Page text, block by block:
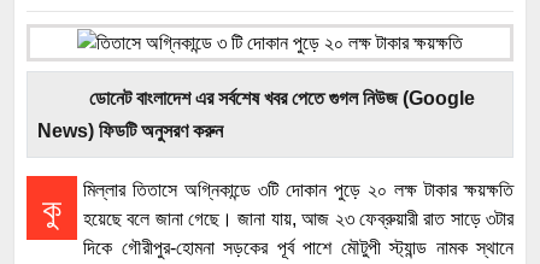
ডোনেট বাংলাদেশ এর সর্বশেষ খবর পেতে গুগল নিউজ (Google
News) ফিডটি অনুসরণ করুন
কু
মিল্লার তিতাসে অগ্নিকান্ডে ৩টি দোকান পুড়ে ২০ লক্ষ টাকার ক্ষয়ক্ষতি
হয়েছে বলে জানা গেছে। জানা যায়, আজ ২৩ ফেব্রুয়ারী রাত সাড়ে ৩টার
দিকে গৌরীপুর-হোমনা সড়কের পূর্ব পাশে মৌটুপী স্ট্যান্ড নামক স্থানে